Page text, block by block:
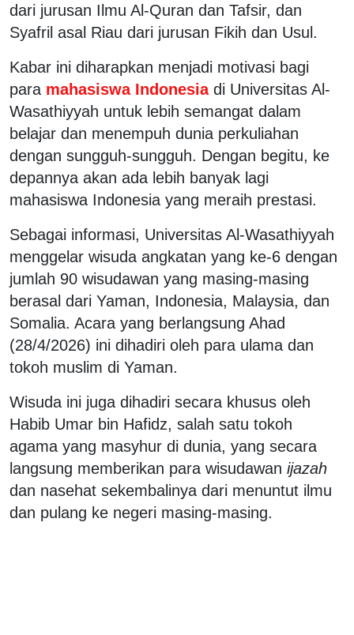
dari jurusan Ilmu Al-Quran dan Tafsir, dan
Syafril asal Riau dari jurusan Fikih dan Usul.
Kabar ini diharapkan menjadi motivasi bagi
para mahasiswa Indonesia di Universitas Al-
Wasathiyyah untuk lebih semangat dalam
belajar dan menempuh dunia perkuliahan
dengan sungguh-sungguh. Dengan begitu, ke
depannya akan ada lebih banyak lagi
mahasiswa Indonesia yang meraih prestasi.
Sebagai informasi, Universitas Al-Wasathiyyah
menggelar wisuda angkatan yang ke-6 dengan
jumlah 90 wisudawan yang masing-masing
berasal dari Yaman, Indonesia, Malaysia, dan
Somalia. Acara yang berlangsung Ahad
(28/4/2026) ini dihadiri oleh para ulama dan
tokoh muslim di Yaman.
Wisuda ini juga dihadiri secara khusus oleh
Habib Umar bin Hafidz, salah satu tokoh
agama yang masyhur di dunia, yang secara
langsung memberikan para wisudawan ijazah
dan nasehat sekembalinya dari menuntut ilmu
dan pulang ke negeri masing-masing.